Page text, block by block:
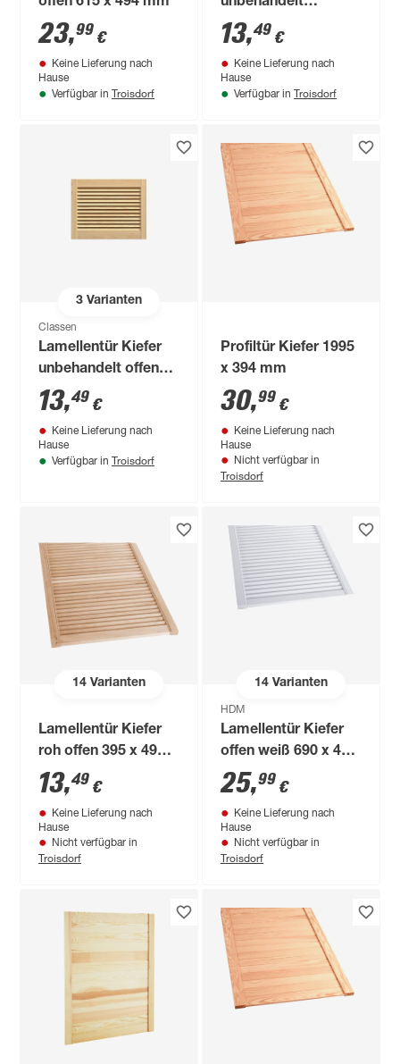
23,99 €
Keine Lieferung nach
Hause
Verfügbar in Troisdorf
geschlossen 474 x
494 mm
13,49 €
Keine Lieferung nach
Hause
Verfügbar in Troisdorf
3Varianten
Classen
Lamellentür Kiefer
unbehandelt offen
395 x 494 mm
13,49 €
Keine Lieferung nach
Hause
Verfügbar in Troisdorf
Profiltür Kiefer 1995
x 394 mm
30,99 €
Keine Lieferung nach
Hause
Nicht verfügbar in
Troisdorf
14Varianten
Lamellentür Kiefer
roh offen 395 x 494 x
21 mm
13,49 €
Keine Lieferung nach
Hause
Nicht verfügbar in
Troisdorf
14Varianten
HDM
Lamellentür Kiefer
offen weiß 690 x 494
x 21 mm
25,99 €
Keine Lieferung nach
Hause
Nicht verfügbar in
Troisdorf